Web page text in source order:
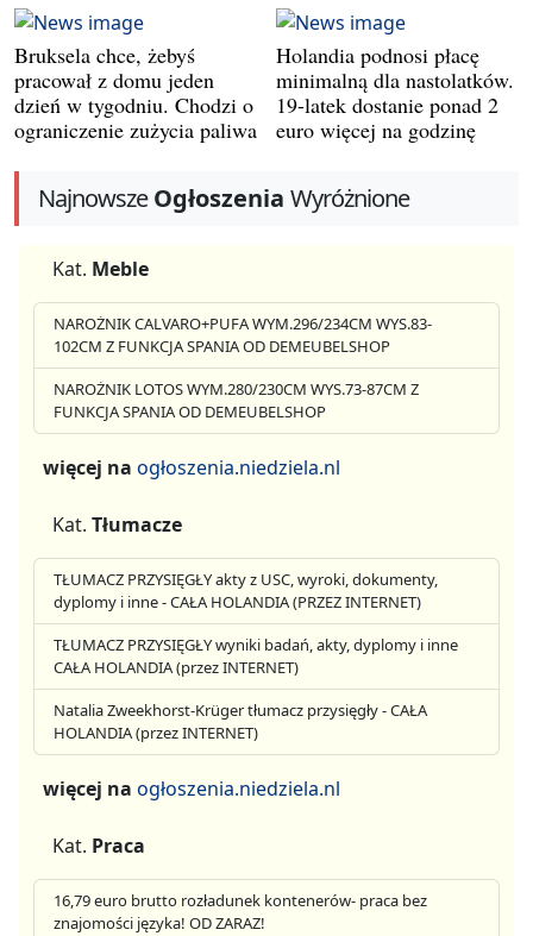
Bruksela chce, żebyś
pracował z domu jeden
dzień w tygodniu. Chodzi o
ograniczenie zużycia paliwa
Holandia podnosi płacę
minimalną dla nastolatków.
19-latek dostanie ponad 2
euro więcej na godzinę
NajnowszeOgłoszenia Wyróżnione
Kat. Meble
NAROŻNIK CALVARO+PUFA WYM.296/234CM WYS.83-
102CM Z FUNKCJA SPANIA OD DEMEUBELSHOP
NAROŻNIK LOTOS WYM.280/230CM WYS.73-87CM Z
FUNKCJA SPANIA OD DEMEUBELSHOP
więcej na ogłoszenia.niedziela.nl
Kat. Tłumacze
TŁUMACZ PRZYSIĘGŁY akty z USC, wyroki, dokumenty,
dyplomy i inne - CAŁA HOLANDIA (PRZEZ INTERNET)
TŁUMACZ PRZYSIĘGŁY wyniki badań, akty, dyplomy i inne
CAŁA HOLANDIA (przez INTERNET)
Natalia Zweekhorst-Krüger tłumacz przysięgły - CAŁA
HOLANDIA (przez INTERNET)
więcej na ogłoszenia.niedziela.nl
Kat. Praca
16,79 euro brutto rozładunek kontenerów- praca bez
znajomości języka! OD ZARAZ!